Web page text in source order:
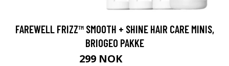
FAREWELL FRIZZ™ SMOOTH + SHINE HAIR CARE MINIS,
BRIOGEO PAKKE
299 NOK